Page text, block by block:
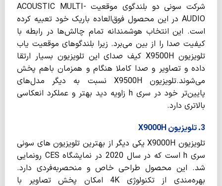
شرکت سونی دو بلندگوی موقعیت ACOUSTIC MULTI-
AUDIO در این محصول فوق‌العاده باریک خود تعبیه کرده
است. این انتخاب هوشمندانه تمام چالش‌ها در رابطه با
کیفیت صدا را از بین می‌برد. زیرا بلندگوهای موقعیت یاب
تلویزیون X9500H کیف صدای این تلویزیون بسیار ارتقا
داده و تصاویر و صدا کاملا هنگام و همزمان باهم پخش
می‌شوند.تلویزیون X9500H نسبت به دیگر مدل‌های
پایین‌تر خود در سری h زاویه دید بهتر و عملکرد انعکاسی
بالاتری دارد.
3. تلویزیون X9000H
تلویزیون X9000H یکی دیگر از بهترین تلویزیون های سونی
سری h است که در سال 2020 در نمایشگاه CES رونمایی
شد. این محصول طراحی خاص و منحصر‌به‌فردی دارد.
بهره‌مندی از تکنولوژی 4K امکان پخش تصاویر با